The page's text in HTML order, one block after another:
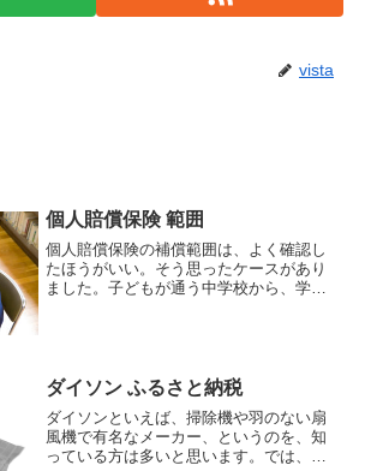
vista
個人賠償保険 範囲
個人賠償保険の補償範囲は、よく確認し
たほうがいい。そう思ったケースがあり
ました。子どもが通う中学校から、学校
ダイソン ふるさと納税
ダイソンといえば、掃除機や羽のない扇
風機で有名なメーカー、というのを、知
っている方は多いと思います。では、そ